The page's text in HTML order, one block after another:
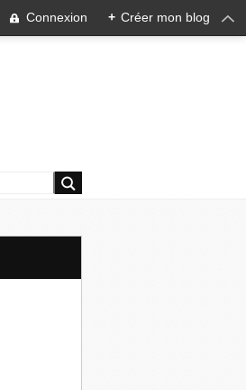
Connexion + Créer mon blog